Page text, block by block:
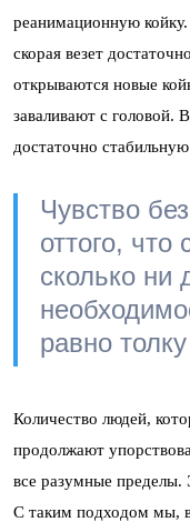
реанимационную койку.
скорая везет
открываются новые
заваливают с головой.
достаточно
Чувство
оттого, что
сколько ни
равно толку
Количество людей,
продолжают
все разумные пределы.
С таким подходом мы,